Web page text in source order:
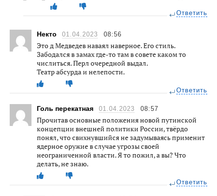
Ответить
Некто 01.04.2023 08:56
Это д Медведев наваял наверное. Его стиль.
Забодался в замах где-то там в совете каком то
числиться. Перл очередной выдал.
Театр абсурда и нелепости.
Ответить
Голь перекатная 01.04.2023 08:57
Прочитав основные положения новой путинской
концепции внешней политики России, твёрдо
понял, что свихнувшийся не задумываясь применит
ядерное оружие в случае угрозы своей
неограниченной власти. Я то пожил, а вы? Что
делать, не знаю.
Ответить